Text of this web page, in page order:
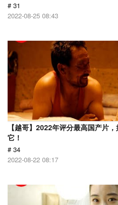
# 31
2022-08-25 08:43
【越哥】2022年评分最高国产片
它！
# 34
2022-08-22 08:17